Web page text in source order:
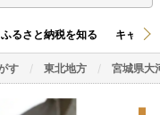
ふるさと納税を知る キャン
す 東北地方 宮城県大